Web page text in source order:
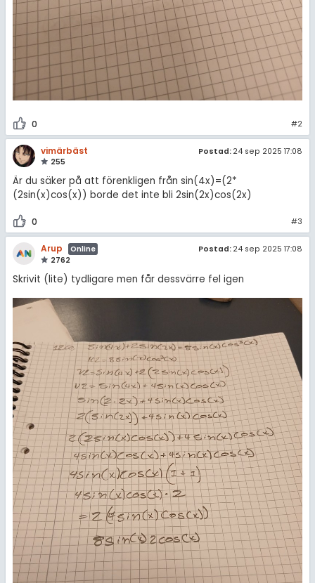
0 #2
vimärbäst
255
Postad: 24 sep 2025 17:08
Är du säker på att förenkligen från sin(4x)=(2*
(2sin(x)cos(x)) borde det inte bli 2sin(2x)cos(2x)
0 #3
Arup
Online
2762
Postad: 24 sep 2025 17:08
Skrivit (lite) tydligare men får dessvärre fel igen